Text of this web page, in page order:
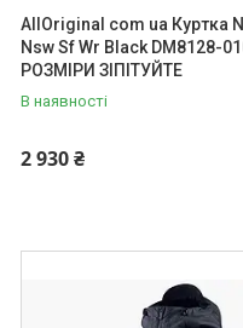
AllOriginal com ua Куртка
Nsw Sf Wr Black DM8128-
РОЗМІРИ ЗІПІТУЙТЕ
В наявності
2 930 ₴